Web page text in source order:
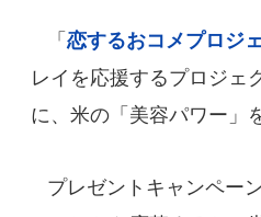
「 恋するおコメプロジ
レイを応援するプロジェ
に、米の「美容パワー」
プレゼントキャンペー